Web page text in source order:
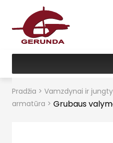
Pradžia > Vamzdynai ir
armatūra > Grubaus